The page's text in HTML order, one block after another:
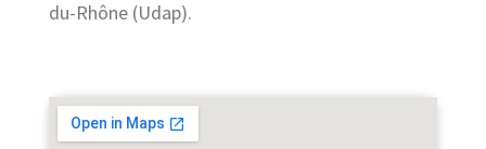
du-Rhône (Udap).